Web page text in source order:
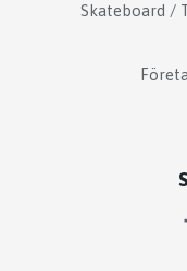
Skateboard /